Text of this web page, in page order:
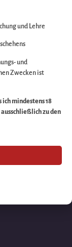
bald
und Lehre
und
Zwecken ist
mindestens 18
zu den